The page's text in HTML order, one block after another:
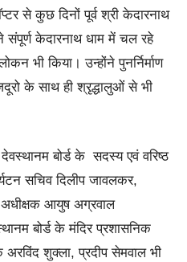
से कुछ दिनों‌ पूर्व‌ श्री केदारनाथ
संपूर्ण केदारनाथ धाम में चल रहे
भी किया। उन्होंने पुनर्निर्माण
के साथ ही श्रृद्धालुओं से भी
बोर्ड के सदस्य एवं वरिष्ठ
सचिव दिलीप जावलकर,
आयुष अग्रवाल
बोर्ड के मंदिर प्रशासनिक
अरविंद शुक्ला, प्रदीप सेमवाल भी